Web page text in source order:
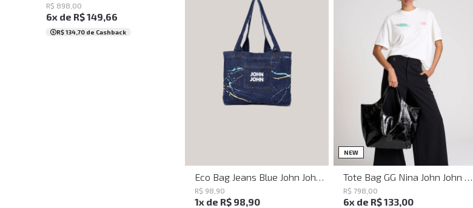
R$ 898 00
6x de R$149,66
R$ 134,70 de Cashback
R$ 98 90
1x de R$ 98,90
NEW UN
R$ 798 00
6x de R$133,00